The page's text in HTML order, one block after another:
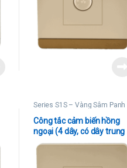
Series S1S – Vàng Sâm Panh
Công tắc cảm biến hồng
ngoại (4 dây, có dây trung
tính)